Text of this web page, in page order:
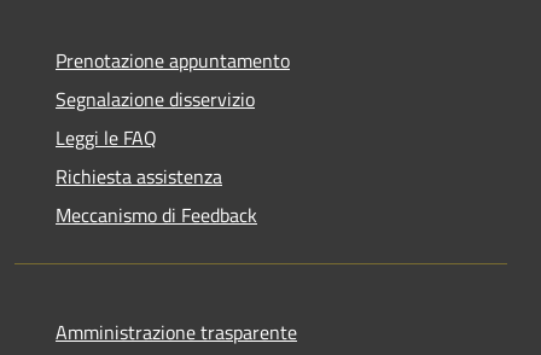
Prenotazione appuntamento
Segnalazione disservizio
Leggi le FAQ
Richiesta assistenza
Meccanismo di Feedback
Amministrazione trasparente